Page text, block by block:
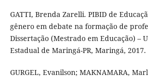
GATTI, Brenda Zarelli. PIBID de
gênero em debate na formação de
Dissertação (Mestrado em Educação) –
Estadual de Maringá-PR, Maringá, 2017.
GURGEL, Evanilson; MAKNAMARA,